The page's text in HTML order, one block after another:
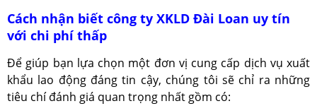
Cách nhận biết công ty XKLD Đài Loan uy tín
với chi phí thấp
Để giúp bạn lựa chọn một đơn vị cung cấp dịch vụ xuất
khẩu lao động đáng tin cậy, chúng tôi sẽ chỉ ra những
tiêu chí đánh giá quan trọng nhất gồm có: